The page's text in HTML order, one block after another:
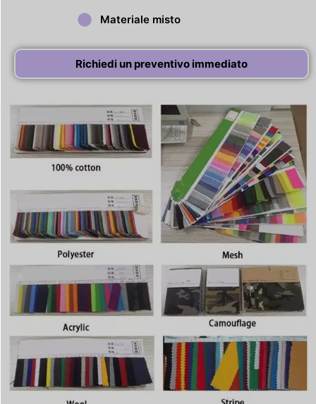
Materiale misto
Richiedi un preventivo immediato